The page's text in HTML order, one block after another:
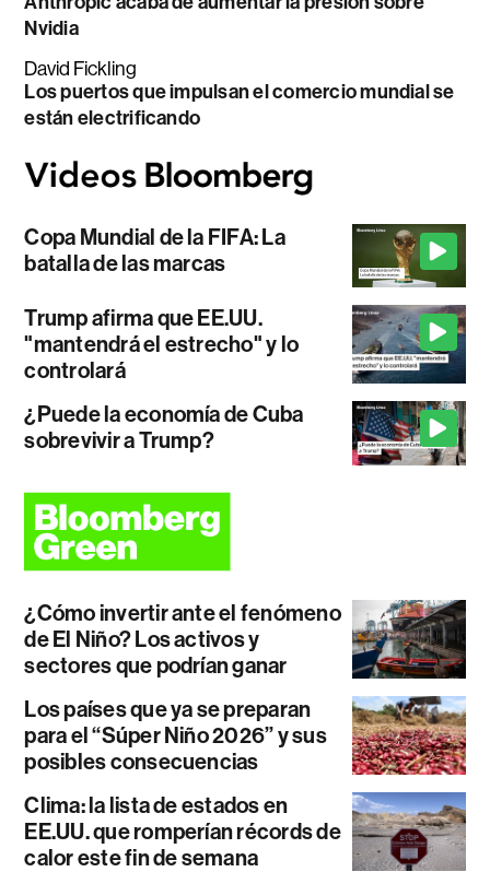
Nvidia
David Fickling
Los puertos que impulsan el comercio mundial se
están electrificando
Copa Mundial de la FIFA: La
batalla de las marcas
Trump afirma que EE.UU.
"mantendrá el estrecho" y lo
controlará
¿Puede la economía de Cuba
sobrevivir a Trump?
¿Cómo invertir ante el fenómeno
de El Niño? Los activos y
sectores que podrían ganar
Los países que ya se preparan
para el “Súper Niño 2026” y sus
posibles consecuencias
Clima: la lista de estados en
EE.UU. que romperían récords de
calor este fin de semana